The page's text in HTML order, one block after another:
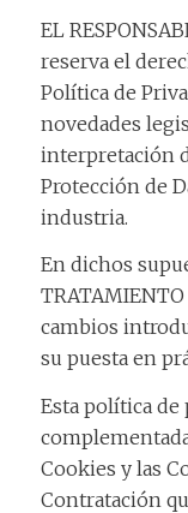
EL
reserva el
Política de
novedades
interpretación
Protección de
industria.
En dichos
cambios
su puesta en
Esta política de
Cookies y las
Contratación